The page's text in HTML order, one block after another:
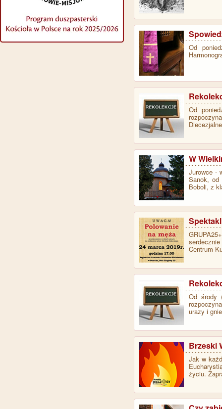
Od
Od
W
Jurowce -
Sanok, od
Boboli, z
Centrum
Od środy
urazy i
Brzeski
Jak w
życiu.